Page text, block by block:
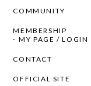
COMMUNITY
MEMBERSHIP
MY PAGE / LOGIN
CONTACT
OFFICIAL SITE